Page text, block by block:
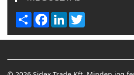
Share FacebookLinkedIn